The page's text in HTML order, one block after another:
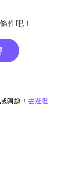
件吧！
興趣！ 去逛逛